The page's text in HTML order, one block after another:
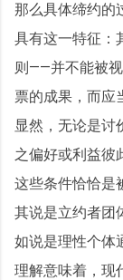
那么具体缔约的
具有这一特征：
则——并不能被
票的成果，而应
显然，无论是讨
之偏好或利益彼
这些条件恰恰是
其说是立约者团
如说是理性个体
理解意味着，现